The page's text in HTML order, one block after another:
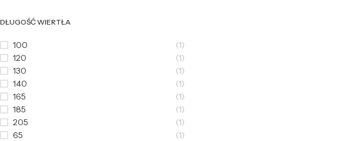
DŁUGOŚĆ WIERTŁA
100
(1)
120
(1)
130
(1)
140
(1)
165
(1)
185
(1)
205
(1)
65
(1)